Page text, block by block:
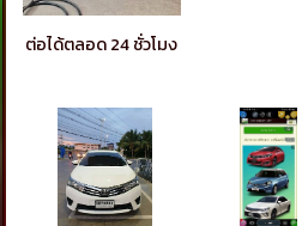
ต่อได้ตลอด 24 ชั่วโมง